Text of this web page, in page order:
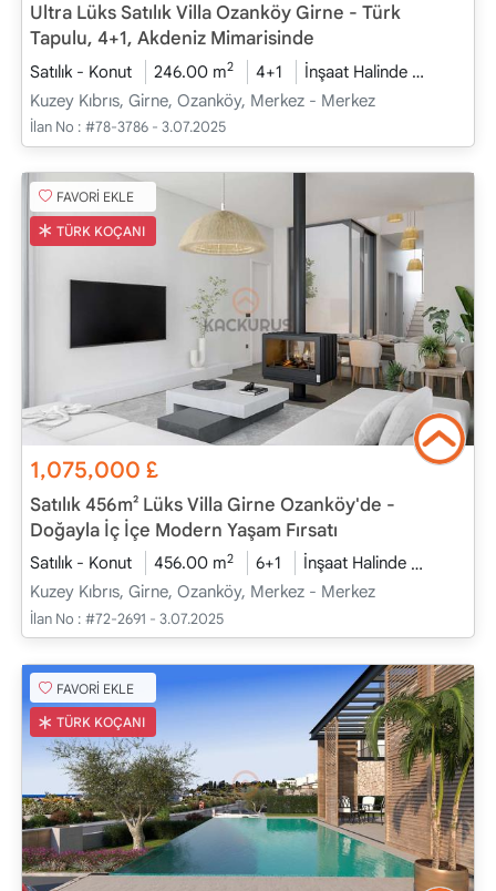
Ultra Lüks Satılık Villa Ozanköy Girne - Türk
Tapulu, 4+1, Akdeniz Mimarisinde
Satılık - Konut 246.00 m2 4+1 İnşaat Halinde
Kuzey Kıbrıs, Girne, Ozanköy, Merkez - Merkez
İlan No : #78-3786 - 3.07.2025
FAVORİ EKLE
TÜRK KOÇANI
1,075,000£
Satılık 456m² Lüks Villa Girne Ozanköy'de -
Doğayla İç İçe Modern Yaşam Fırsatı
Satılık - Konut 456.00 m2 6+1 İnşaat Halinde
Kuzey Kıbrıs, Girne, Ozanköy, Merkez - Merkez
İlan No : #72-2691 - 3.07.2025
FAVORİ EKLE
TÜRK KOÇANI